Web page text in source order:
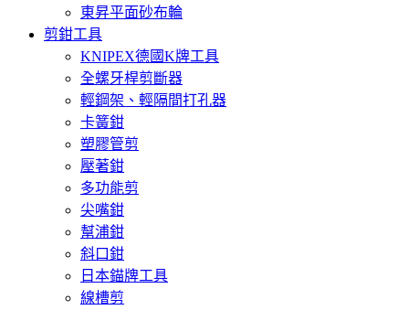
東昇平面砂布輪
剪鉗工具
KNIPEX德國K牌工具
全螺牙桿剪斷器
輕鋼架、輕隔間打孔器
卡簧鉗
塑膠管剪
壓著鉗
多功能剪
尖嘴鉗
幫浦鉗
斜口鉗
日本錨牌工具
線槽剪